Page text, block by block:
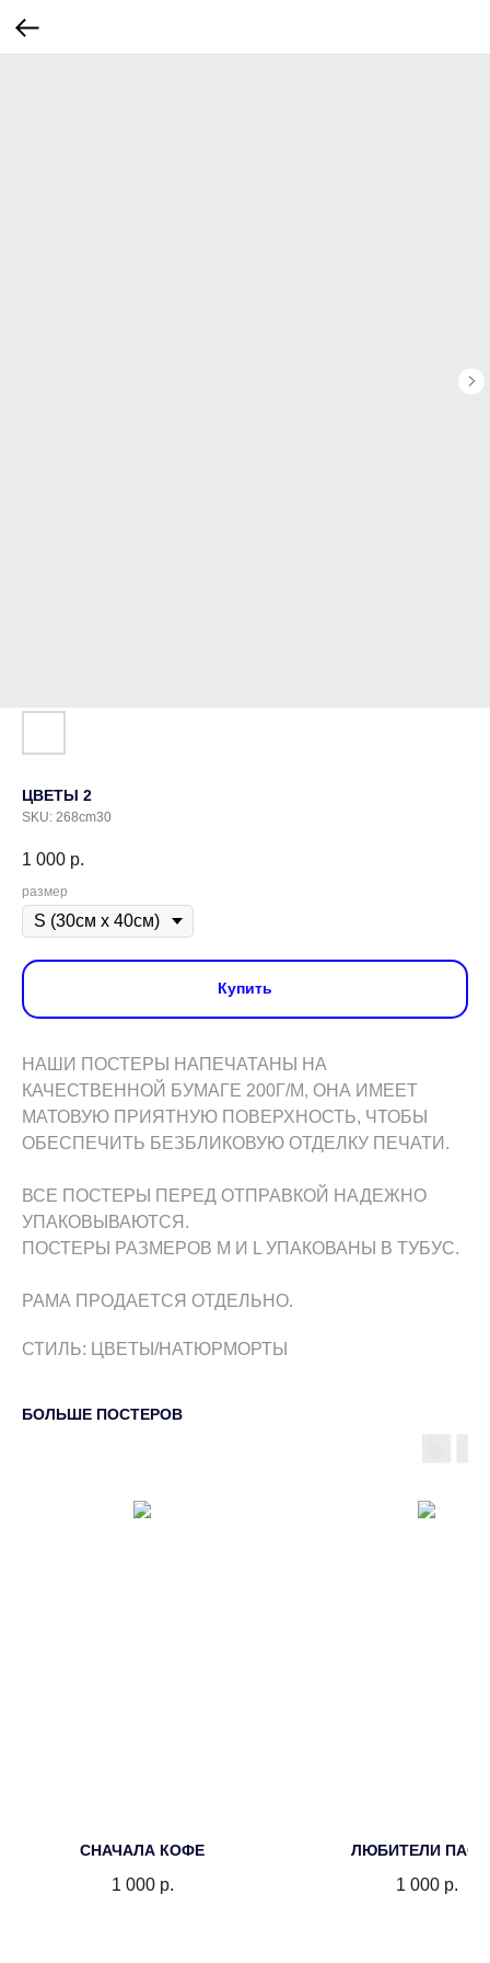
ЦВЕТЫ 2
SKU: 268cm30
1 000 р.
размер
Купить
НАШИ ПОСТЕРЫ НАПЕЧАТАНЫ НА
КАЧЕСТВЕННОЙ БУМАГЕ 200Г/М, ОНА ИМЕЕТ
МАТОВУЮ ПРИЯТНУЮ ПОВЕРХНОСТЬ, ЧТОБЫ
ОБЕСПЕЧИТЬ БЕЗБЛИКОВУЮ ОТДЕЛКУ ПЕЧАТИ.
ВСЕ ПОСТЕРЫ ПЕРЕД ОТПРАВКОЙ НАДЕЖНО
УПАКОВЫВАЮТСЯ.
ПОСТЕРЫ РАЗМЕРОВ M И L УПАКОВАНЫ В ТУБУС.
РАМА ПРОДАЕТСЯ ОТДЕЛЬНО.
СТИЛЬ: ЦВЕТЫ/НАТЮРМОРТЫ
БОЛЬШЕ ПОСТЕРОВ
СНАЧАЛА КОФЕ
1 000 р.
ЛЮБИТЕЛИ
1 000 р.